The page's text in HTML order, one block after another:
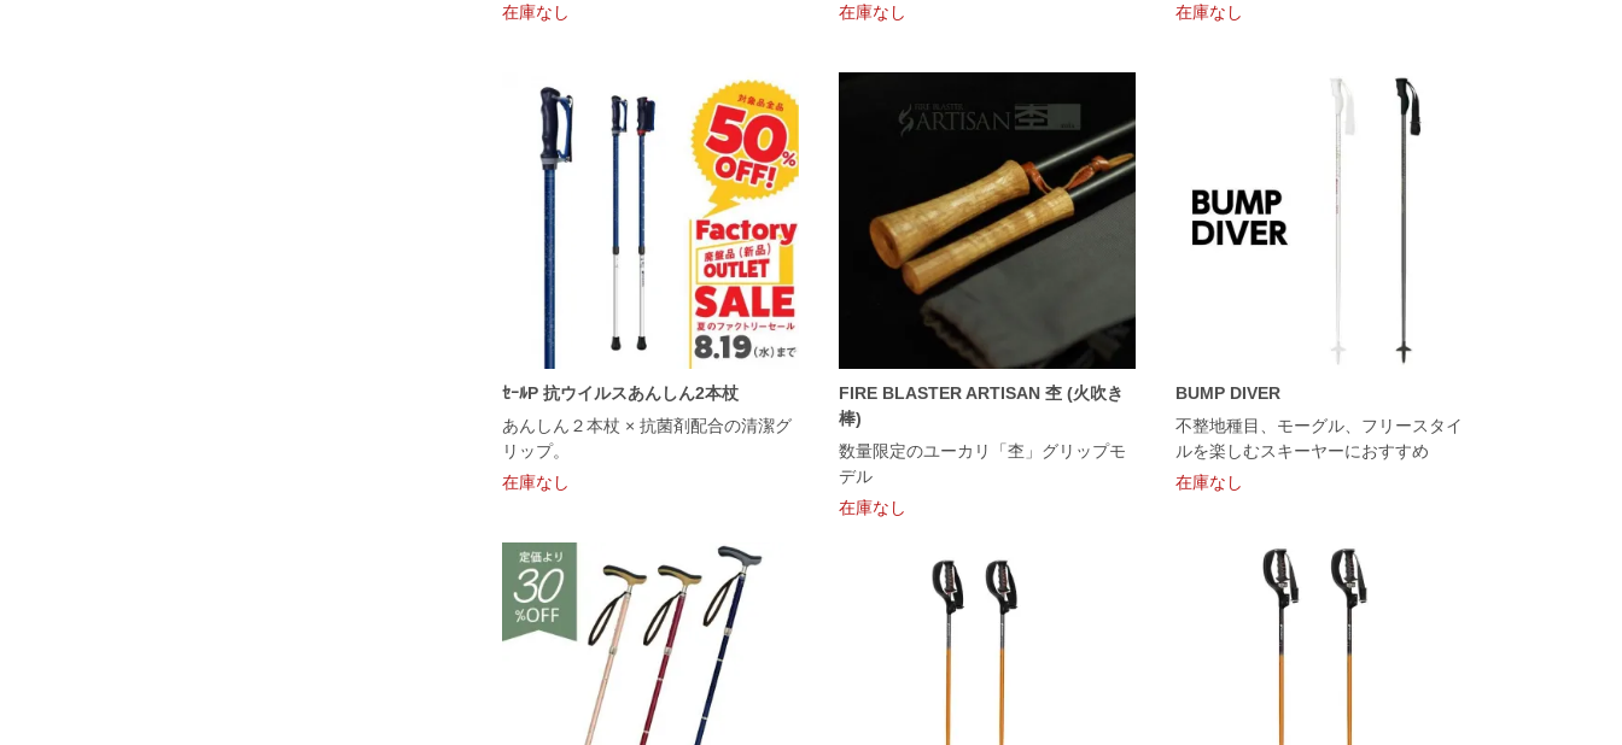
在庫なし
在庫なし
在庫なし
ｾｰﾙP 抗ウイルスあんしん2本杖
あんしん２本杖 × 抗菌剤配合の清潔グ
リップ。
在庫なし
FIRE BLASTER ARTISAN 杢 (火吹き
棒)
数量限定のユーカリ「杢」グリップモ
デル
在庫なし
BUMP DIVER
不整地種目、モーグル、フリースタイ
ルを楽しむスキーヤーにおすすめ
在庫なし